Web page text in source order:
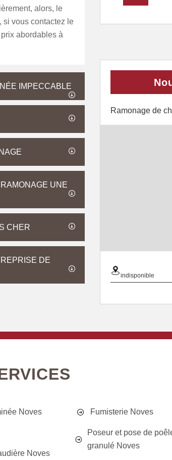
alors, le
si vous contactez le
abordables à
IMPECCABLE
UNE
CHER
DE
Ramonage de
indisponible
Noves
Noves
Fumisterie Noves
Poseur et pose de
granulé Noves